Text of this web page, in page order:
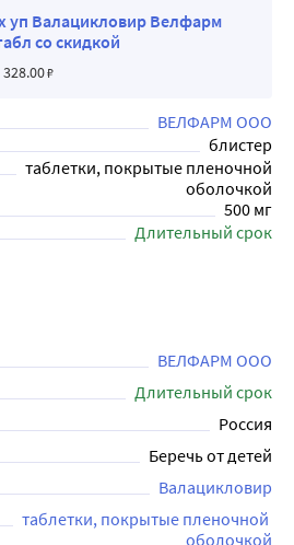
уп Валацикловир Велфарм
со скидкой
328.00₽
ВЕЛФАРМ ООО
блистер
таблетки, покрытые пленочной
оболочкой
500 мг
Длительный срок
ВЕЛФАРМ ООО
Длительный срок
Россия
Беречь от детей
Валацикловир
таблетки, покрытые пленочной
оболочкой